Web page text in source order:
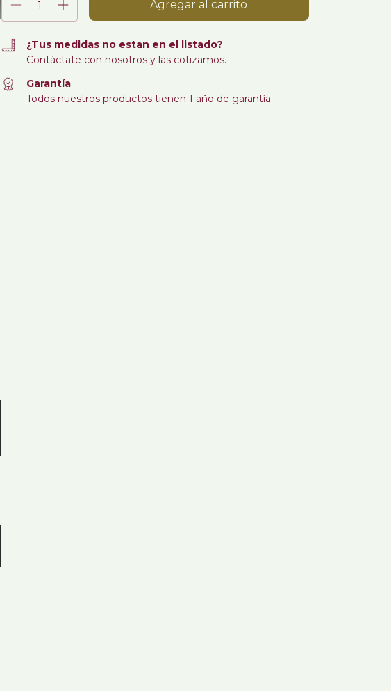
¿Tus medidas no estan en el listado?
Contáctate con nosotros y las cotizamos.
Garantía
Todos nuestros productos tienen 1 año de garantía.